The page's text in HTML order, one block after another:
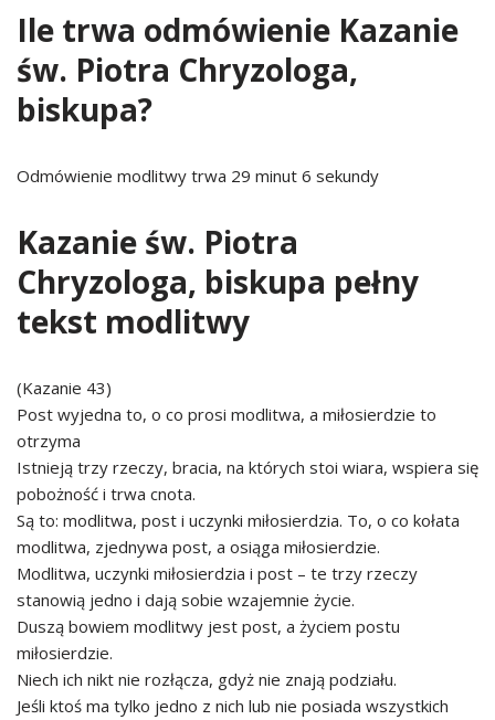
Ile trwa odmówienie Kazanie
św. Piotra Chryzologa,
biskupa?
Odmówienie modlitwy trwa 29 minut 6 sekundy
Kazanie św. Piotra
Chryzologa, biskupa pełny
tekst modlitwy
(Kazanie 43)
Post wyjedna to, o co prosi modlitwa, a miłosierdzie to
otrzyma
Istnieją trzy rzeczy, bracia, na których stoi wiara, wspiera się
pobożność i trwa cnota.
Są to: modlitwa, post i uczynki miłosierdzia. To, o co kołata
modlitwa, zjednywa post, a osiąga miłosierdzie.
Modlitwa, uczynki miłosierdzia i post – te trzy rzeczy
stanowią jedno i dają sobie wzajemnie życie.
Duszą bowiem modlitwy jest post, a życiem postu
miłosierdzie.
Niech ich nikt nie rozłącza, gdyż nie znają podziału.
Jeśli ktoś ma tylko jedno z nich lub nie posiada wszystkich